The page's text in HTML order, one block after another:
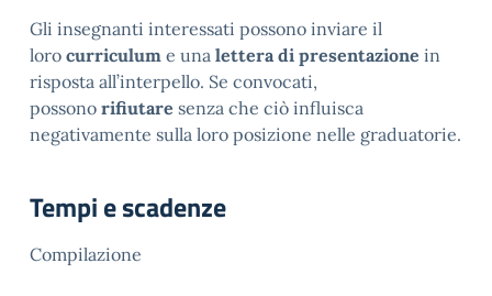
Gli insegnanti interessati possono inviare il
loro curriculum e una lettera di presentazione in
risposta all’interpello. Se convocati,
possono rifiutare senza che ciò influisca
negativamente sulla loro posizione nelle graduatorie.
Tempi e scadenze
Compilazione